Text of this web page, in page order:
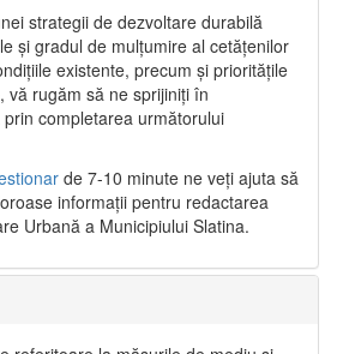
strategii de dezvoltare durabilă
și gradul de mulțumire al cetățenilor
existente, precum și prioritățile
vă rugăm să ne sprijiniți în
completarea următorului
de 7-10 minute ne veți ajuta să
informații pentru redactarea
Urbană a Municipiului Slatina.